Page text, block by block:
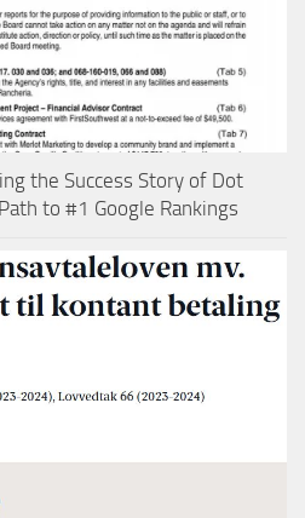
the Success Story of Dot
to #1 Google Rankings